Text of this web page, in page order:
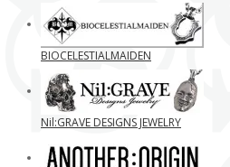
BIOCELESTIALMAIDEN
Nil:GRAVE DESIGNS JEWELRY